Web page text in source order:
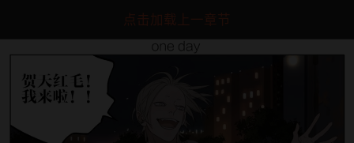
点击加载上一章节